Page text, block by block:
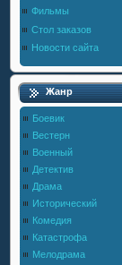
Фильмы
Стол заказов
Новости сайта
Жанр
Боевик
Вестерн
Военный
Детектив
Драма
Исторический
Комедия
Катастрофа
Мелодрама